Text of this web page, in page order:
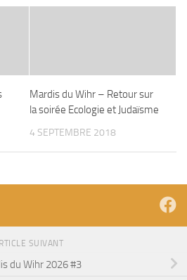
Mardis du Wihr – Retour sur
la soirée Ecologie et Judaïsme
4 SEPTEMBRE 2018
SUIVANT
du Wihr 2026 #3